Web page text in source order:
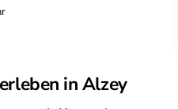
in Alzey